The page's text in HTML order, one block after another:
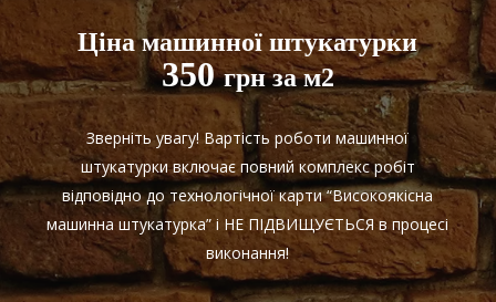
Ціна машинної штукатурки
350грн за м2
Зверніть увагу! Вартість роботи машинної
штукатурки включає повний комплекс робіт
відповідно до технологічної карти “Високоякісна
машинна штукатурка” і НЕ ПІДВИЩУЄТЬСЯ в процесі
виконання!